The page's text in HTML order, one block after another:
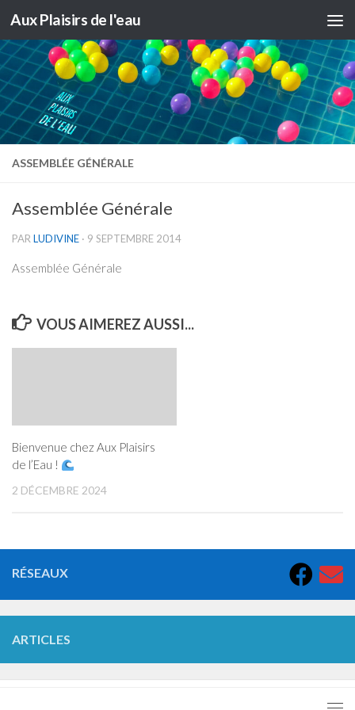
Skip to content
Aux Plaisirs de l'eau
ASSEMBLÉE GÉNÉRALE
Assemblée Générale
PARLUDIVINE · 9 SEPTEMBRE 2014
Assemblée Générale
VOUS AIMEREZ AUSSI...
Bienvenue chez Aux Plaisirs
de l’Eau !
2 DÉCEMBRE 2024
RÉSEAUX
ARTICLES